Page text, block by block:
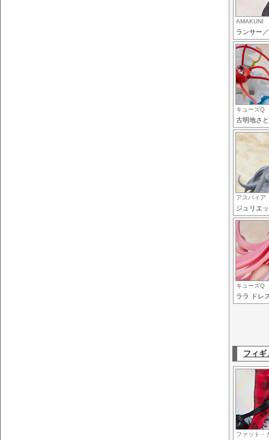
AMAKUNI
ランサー
キューズQ
古明地さ
アスパイア
ジュリエ
キューズQ
ララ ドレ
フィギ
ファット・